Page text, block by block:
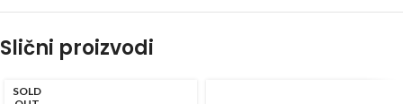
Slični proizvodi
SOLD